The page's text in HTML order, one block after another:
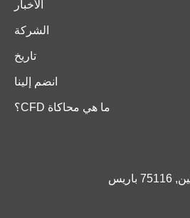
الأخبار
الشركة
تاريخ
انضم إلينا
ما هي محاكاة CFD؟